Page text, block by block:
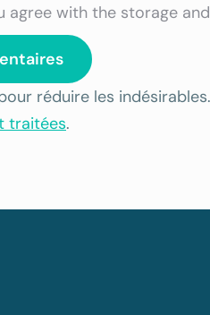
agree with the storage
réduire les indésirables.
traitées.